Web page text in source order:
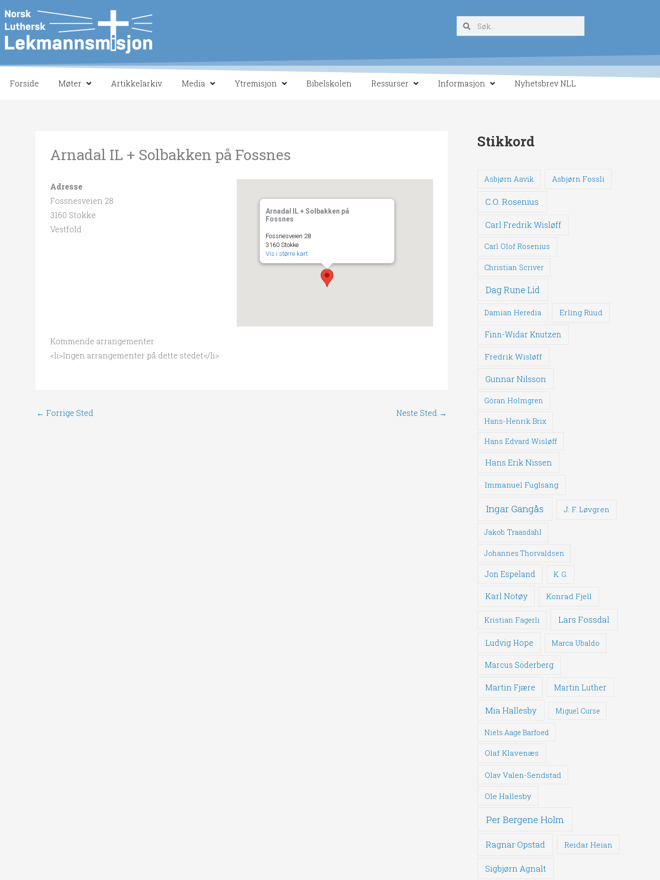
rett
til
innholdet
SøkSøk
Forside Møter Artikkelarkiv Media Ytremisjon Bibelskolen Ressurser Informasjon Nyhetsbrev NLL
Arnadal IL + Solbakken på Fossnes
Arnadal IL + Solbakken på
Fossnes
Fossnesveien 28
3160 Stokke
Vis i større kart
Adresse
Fossnesveien 28
3160 Stokke
Vestfold
Kommende arrangementer
<li>Ingen arrangementer på dette stedet</li>
← Forrige Sted Neste Sted →
Stikkord
Asbjørn Aavik Asbjørn Fossli
C.O. Rosenius
Carl Fredrik Wisløff
Carl Olof Rosenius
Christian Scriver
Dag Rune Lid
Damian Heredia Erling Ruud
Finn-Widar Knutzen
Fredrik Wisløff
Gunnar Nilsson
Göran Holmgren
Hans-Henrik Brix
Hans Edvard Wisløff
Hans Erik Nissen
Immanuel Fuglsang
Ingar Gangås J. F. Løvgren
Jakob Traasdahl
Johannes Thorvaldsen
Jon Espeland K. G.
Karl Notøy Konrad Fjell
Kristian Fagerli Lars Fossdal
Ludvig Hope Marca Ubaldo
Marcus Söderberg
Martin Fjære Martin Luther
Mia Hallesby Miguel Curse
Niels Aage Barfoed
Olaf Klavenæs
Olav Valen-Sendstad
Ole Hallesby
Per Bergene Holm
Ragnar Opstad Reidar Heian
Sigbjørn Agnalt